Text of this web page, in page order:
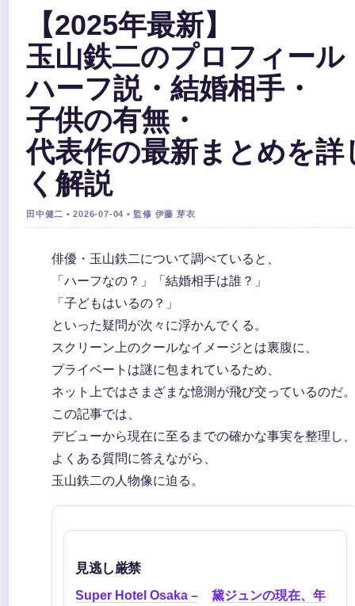
【2025年最新】
玉山鉄二のプロフィール
ハーフ説・結婚相手・
子供の有無・
代表作の最新まとめを詳
く解説
田中健二 • 2026-07-04 • 監修 伊藤 芽衣
俳優・玉山鉄二について調べていると、
「ハーフなの？」「結婚相手は誰？」
「子どもはいるの？」
といった疑問が次々に浮かんでくる。
スクリーン上のクールなイメージとは裏腹に、
プライベートは謎に包まれているため、
ネット上ではさまざまな憶測が飛び交っているのだ。
この記事では、
デビューから現在に至るまでの確かな事実を整理し、
よくある質問に答えながら、
玉山鉄二の人物像に迫る。
見逃し厳禁
Super Hotel Osaka –
黛ジュンの現在、年